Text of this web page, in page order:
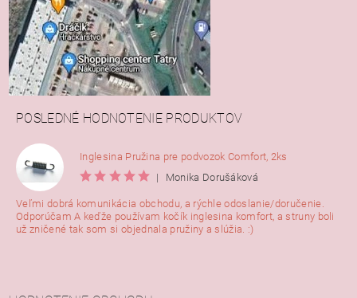
POSLEDNÉ HODNOTENIE PRODUKTOV
Inglesina Pružina pre podvozok Comfort, 2ks
|
Monika Dorušáková
Veľmi dobrá komunikácia obchodu, a rýchle odoslanie/doručenie.
Odporúčam A keďže používam kočík inglesina komfort, a struny boli
už zničené tak som si objednala pružiny a slúžia. :)